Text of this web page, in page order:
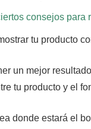
consejos para
tu producto
un mejor
tu producto y el
donde estará el